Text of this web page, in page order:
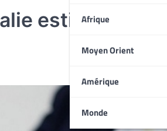
Afrique
Moyen Orient
Amérique
Monde
estimée à 203